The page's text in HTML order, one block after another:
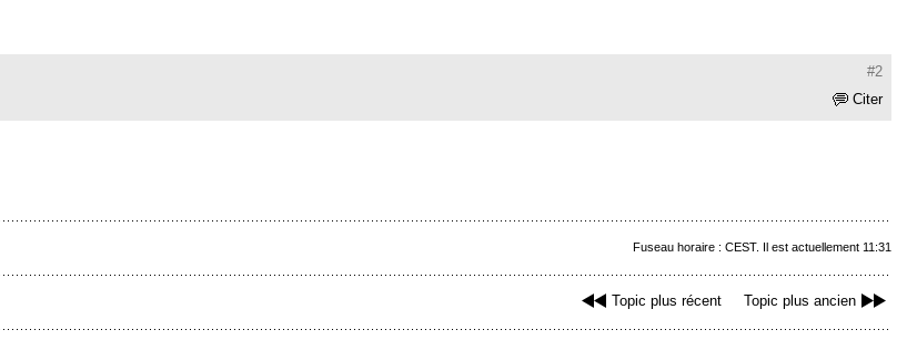
#2
Citer
Fuseau horaire : CEST. Il est actuellement 11:31
Topic plus récent Topic plus ancien